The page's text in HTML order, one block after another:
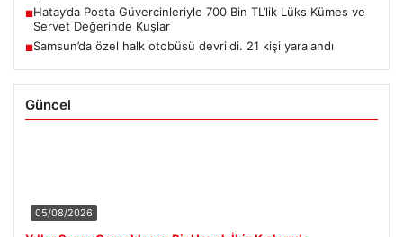
■Hatay’da Posta Güvercinleriyle 700 Bin TL’lik Lüks Kümes ve
Servet Değerinde Kuşlar
■Samsun’da özel halk otobüsü devrildi. 21 kişi yaralandı
Güncel
05/08/2026